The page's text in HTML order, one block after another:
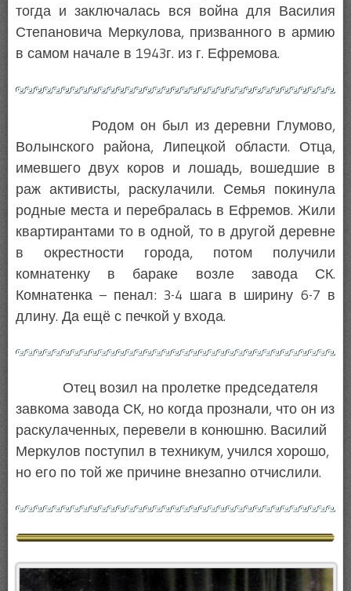
тогда и заключалась вся война для Василия
Степановича Меркулова, призванного в армию
в самом начале в 1943г. из г. Ефремова.
Родом он был из деревни Глумово,
Волынского района, Липецкой области. Отца,
имевшего двух коров и лошадь, вошедшие в
раж активисты, раскулачили. Семья покинула
родные места и перебралась в Ефремов. Жили
квартирантами то в одной, то в другой деревне
в окрестности города, потом получили
комнатенку в бараке возле завода СК.
Комнатенка – пенал: 3-4 шага в ширину 6-7 в
длину. Да ещё с печкой у входа.
Отец возил на пролетке председателя
завкома завода СК, но когда прознали, что он из
раскулаченных, перевели в конюшню. Василий
Меркулов поступил в техникум, учился хорошо,
но его по той же причине внезапно отчислили.